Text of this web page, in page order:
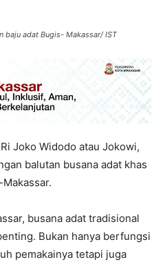
baju adat Bugis- Makassar/ IST
Joko Widodo atau Jokowi,
balutan busana adat khas
busana adat tradisional
Bukan hanya berfungsi
pemakainya tetapi juga